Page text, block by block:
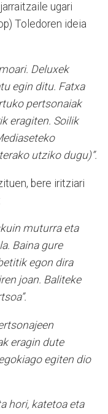
ugari
Toledoren ideia
Deluxek
egin ditu. Fatxa
pertsonaiak
eragiten. Soilik
utziko dugu)”.
bere iritziari
muturra eta
Baina gure
egon dira
joan. Baliteke
eragin dute
egiten dio
hori, katetoa eta